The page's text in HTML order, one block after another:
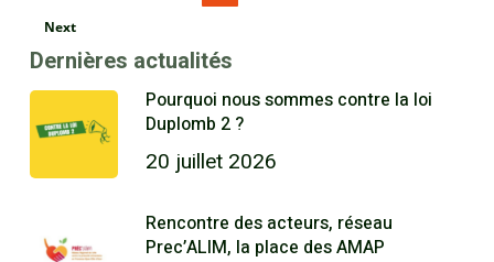
Next
Dernières actualités
Pourquoi nous sommes contre la loi
Duplomb 2 ?
20 juillet 2026
Rencontre des acteurs, réseau
Prec’ALIM, la place des AMAP